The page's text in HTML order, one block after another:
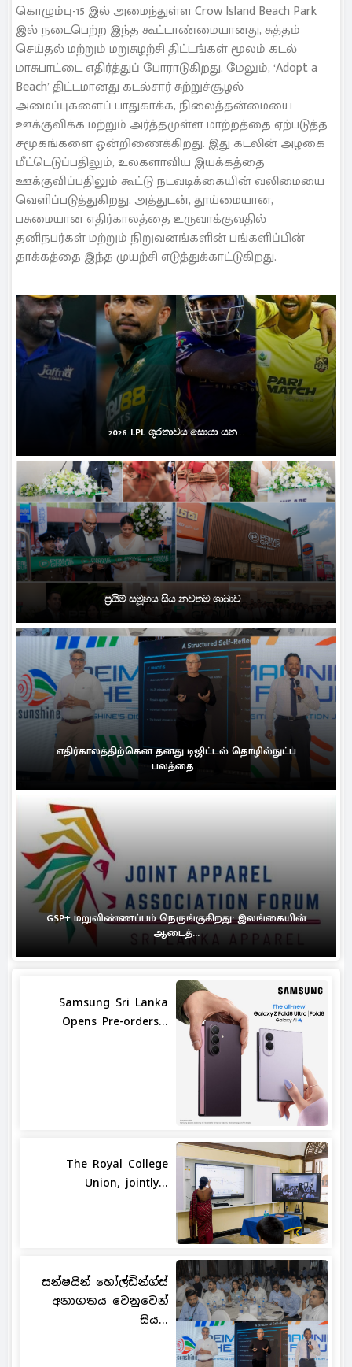
கொழும்பு-15 இல் அமைந்துள்ள Crow Island Beach Park
இல் நடைபெற்ற இந்த கூட்டாண்மையானது, சுத்தம்
செய்தல் மற்றும் மறுசுழற்சி திட்டங்கள் மூலம் கடல்
மாசுபாட்டை எதிர்த்துப் போராடுகிறது. மேலும், ‘Adopt a
Beach’ திட்டமானது கடல்சார் சுற்றுச்சூழல்
அமைப்புகளைப் பாதுகாக்க, நிலைத்தன்மையை
ஊக்குவிக்க மற்றும் அர்த்தமுள்ள மாற்றத்தை ஏற்படுத்த
சமூகங்களை ஒன்றிணைக்கிறது. இது கடலின் அழகை
மீட்டெடுப்பதிலும், உலகளாவிய இயக்கத்தை
ஊக்குவிப்பதிலும் கூட்டு நடவடிக்கையின் வலிமையை
வெளிப்படுத்துகிறது. அத்துடன், தூய்மையான,
பசுமையான எதிர்காலத்தை உருவாக்குவதில்
தனிநபர்கள் மற்றும் நிறுவனங்களின் பங்களிப்பின்
தாக்கத்தை இந்த முயற்சி எடுத்துக்காட்டுகிறது.
2026 LPL ශූරතාවය සොයා යන...
ප්‍රයිම් සමූහය සිය නවතම ශාඛාව...
எதிர்காலத்திற்கென தனது டிஜிட்டல் தொழில்நுட்ப
பலத்தை...
GSP+ மறுவிண்ணப்பம் நெருங்குகிறது: இலங்கையின்
ஆடைத்...
Samsung Sri Lanka
Opens Pre-orders...
The Royal College
Union, jointly...
සන්ෂයින් හෝල්ඩින්ග්ස්
අනාගතය වෙනුවෙන්
සිය...